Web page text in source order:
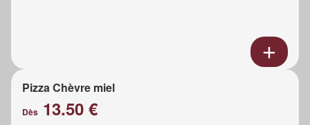
Pizza Chèvre miel
Dès 13.50 €